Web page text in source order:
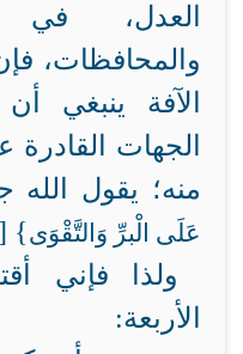
العدل،
والمحافظات،
الآفة ينبغي
الجهات
منه؛ يقول
عَلَى الْبرِّ وَالتَّقْوَى}
ولذا فإني
الأربعة: